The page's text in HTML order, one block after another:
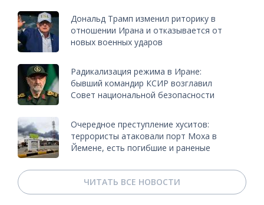
Дональд Трамп изменил риторику в
отношении Ирана и отказывается от
новых военных ударов
Радикализация режима в Иране:
бывший командир КСИР возглавил
Совет национальной безопасности
Очередное преступление хуситов:
террористы атаковали порт Моха в
Йемене, есть погибшие и раненые
ЧИТАТЬ ВСЕ НОВОСТИ